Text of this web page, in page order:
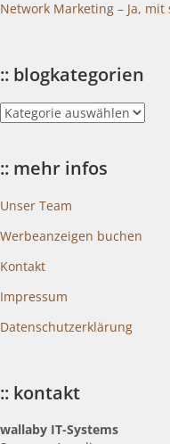
Network Marketing – Ja,
:: blogkategorien
::
blogkategorien
:: mehr infos
Unser Team
Werbeanzeigen buchen
Kontakt
Impressum
Datenschutzerklärung
:: kontakt
wallaby IT-Systems